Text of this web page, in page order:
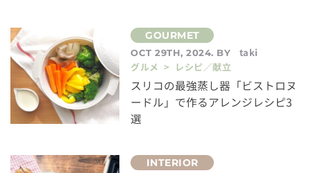
OCT 29TH, 2024. BY
taki
グルメ > レシピ／献立
スリコの最強蒸し器「ビストロヌ
ードル」で作るアレンジレシピ3
選